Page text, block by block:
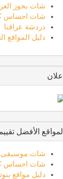
شات بحور
شات احساس
دردشة عراقنا
دليل المواقع
إعلان
المواقع الأفضل
شات موسيقى
شات احساس
دليل مواقع